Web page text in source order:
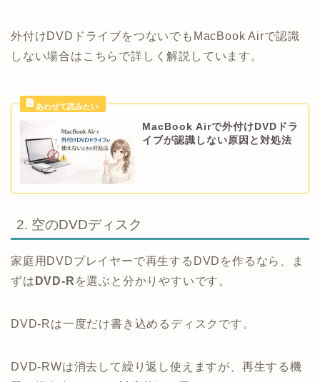
外付けDVDドライブをつないでもMacBook Airで認識
しない場合はこちらで詳しく解説しています。
MacBook Airで外付けDVDドラ
イブが認識しない原因と対処法
2. 空のDVDディスク
家庭用DVDプレイヤーで再生するDVDを作るなら、ま
ずは DVD-R を選ぶと分かりやすいです。
DVD-Rは一度だけ書き込めるディスクです。
DVD-RWは消去して繰り返し使えますが、再生する機